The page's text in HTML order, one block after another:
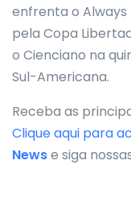
enfrenta o Always
pela Copa
o Cienciano na
Sul-Americana.
Receba as
Clique aqui para
Newse siga